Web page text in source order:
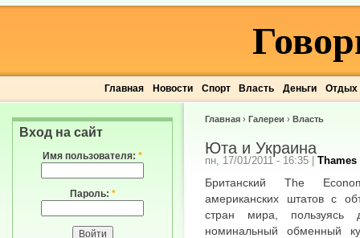
Главная Новости Спорт Власть Деньги Отдых
Главная › Галереи › Власть
Юта и Украина
пн, 17/01/2011 - 16:35 | Thames
Британский The
американских штатов с
стран мира, пользуясь
номинальный обменный
Вход на сайт
Имя пользователя: *
Пароль: *